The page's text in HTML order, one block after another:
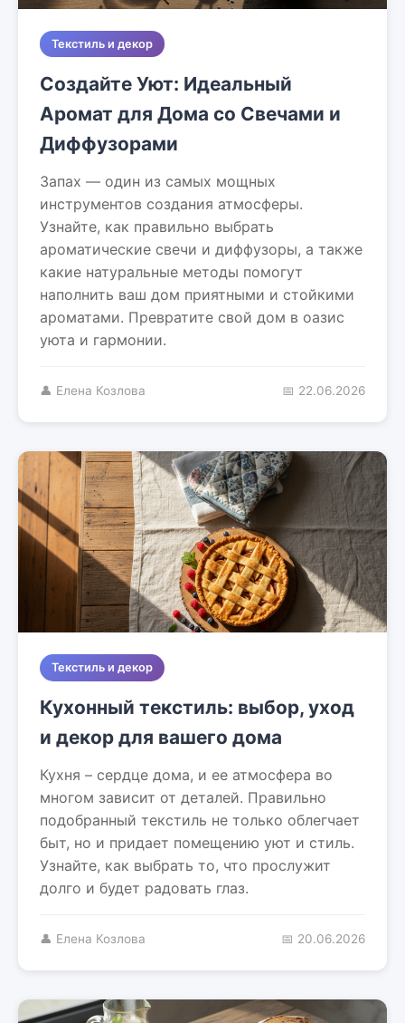
Текстиль и декор
Создайте Уют: Идеальный
Аромат для Дома со Свечами и
Диффузорами
Запах — один из самых мощных
инструментов создания атмосферы.
Узнайте, как правильно выбрать
ароматические свечи и диффузоры, а также
какие натуральные методы помогут
наполнить ваш дом приятными и стойкими
ароматами. Превратите свой дом в оазис
уюта и гармонии.
👤 Елена Козлова 📅 22.06.2026
Текстиль и декор
Кухонный текстиль: выбор, уход
и декор для вашего дома
Кухня – сердце дома, и ее атмосфера во
многом зависит от деталей. Правильно
подобранный текстиль не только облегчает
быт, но и придает помещению уют и стиль.
Узнайте, как выбрать то, что прослужит
долго и будет радовать глаз.
👤 Елена Козлова 📅 20.06.2026